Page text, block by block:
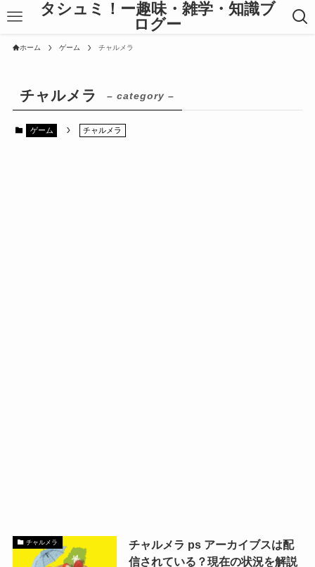
タシュミ！ー趣味・雑学・知識ブ
ログー
ホーム ゲーム チャルメラ
チャルメラ – category –
ゲーム チャルメラ
チャルメラ
チャルメラ ps アーカイブスは配
信されている？現在の状況を解説